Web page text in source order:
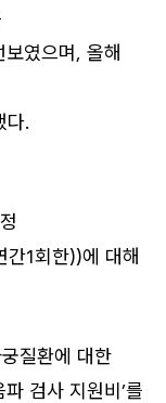
보였으며, 올해
다.
간1회한))에 대해
질환에 대한
검사 지원비’를